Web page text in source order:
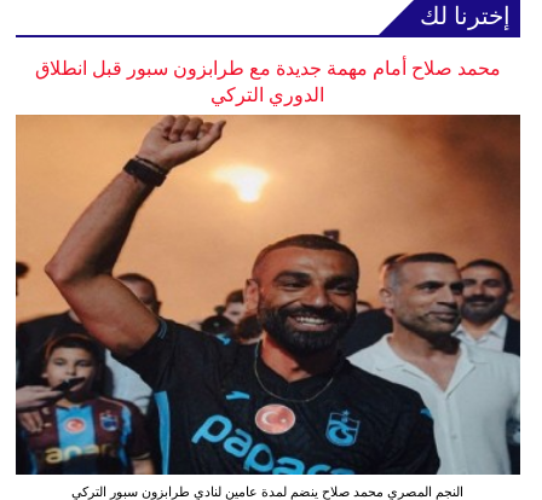
إخترنا لك
محمد صلاح أمام مهمة جديدة مع طرابزون سبور قبل انطلاق
الدوري التركي
النجم المصري محمد صلاح ينضم لمدة عامين لنادي طرابزون سبور التركي